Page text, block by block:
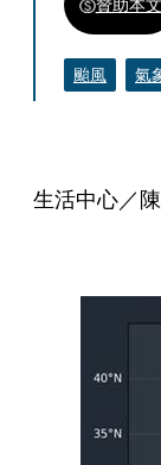
颱風 氣
生活中心／